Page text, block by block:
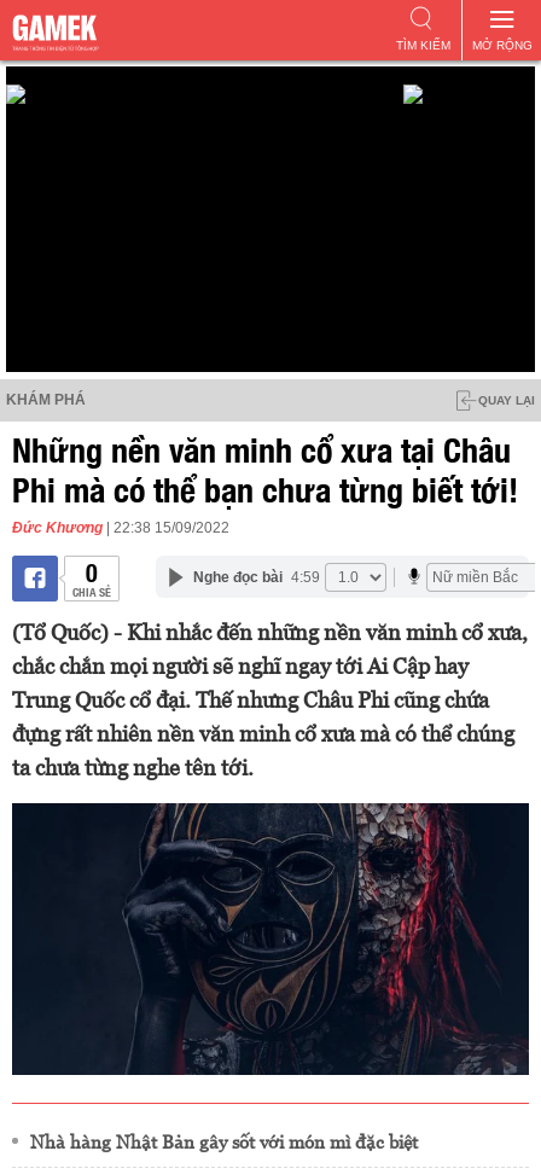
MỞ RỘNG
TÌM KIẾM
KHÁM PHÁ QUAY LẠI
Những nền văn minh cổ xưa tại Châu
Phi mà có thể bạn chưa từng biết tới!
Đức Khương | 22:38 15/09/2022
0
CHIA SẺ
Nghe đọc bài 4:59
(Tổ Quốc) - Khi nhắc đến những nền văn minh cổ xưa,
chắc chắn mọi người sẽ nghĩ ngay tới Ai Cập hay
Trung Quốc cổ đại. Thế nhưng Châu Phi cũng chứa
đựng rất nhiên nền văn minh cổ xưa mà có thể chúng
ta chưa từng nghe tên tới.
Nhà hàng Nhật Bản gây sốt với món mì đặc biệt